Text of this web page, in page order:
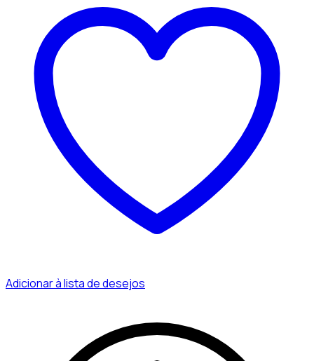
Adicionar à lista de desejos